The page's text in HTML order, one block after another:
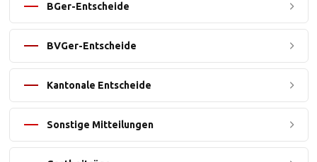
BGer-Entscheide
BVGer-Entscheide
Kantonale Entscheide
Sonstige Mitteilungen